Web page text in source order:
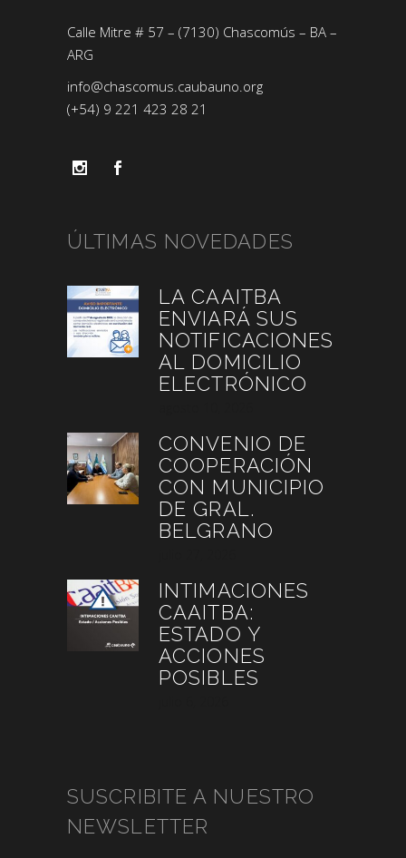
Calle Mitre # 57 – (7130) Chascomús – BA –
ARG
info@chascomus.caubauno.org
(+54) 9 221 423 28 21
ÚLTIMAS NOVEDADES
LA CAAITBA
ENVIARÁ SUS
NOTIFICACIONES
AL DOMICILIO
ELECTRÓNICO
CONVENIO DE
COOPERACIÓN
CON MUNICIPIO
DE GRAL.
BELGRANO
INTIMACIONES
CAAITBA:
ESTADO Y
ACCIONES
POSIBLES
SUSCRIBITE A NUESTRO
NEWSLETTER